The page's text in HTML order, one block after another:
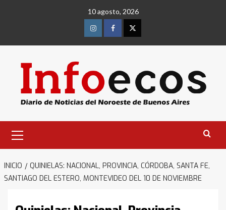
10 agosto, 2026
InstagramFacebookTwitter
primario
INICIO
QUINIELAS: NACIONAL, PROVINCIA, CÓRDOBA, SANTA FE,
SANTIAGO DEL ESTERO, MONTEVIDEO DEL 10 DE NOVIEMBRE